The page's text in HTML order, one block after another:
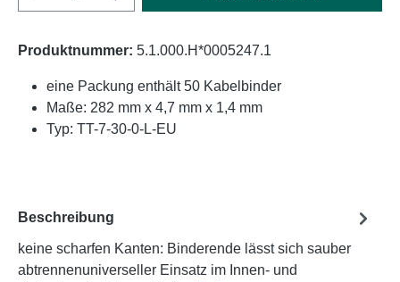
Produktnummer: 5.1.000.H*0005247.1
eine Packung enthält 50 Kabelbinder
Maße: 282 mm x 4,7 mm x 1,4 mm
Typ: TT-7-30-0-L-EU
Beschreibung
keine scharfen Kanten: Binderende lässt sich sauber
abtrennenuniverseller Einsatz im Innen- und